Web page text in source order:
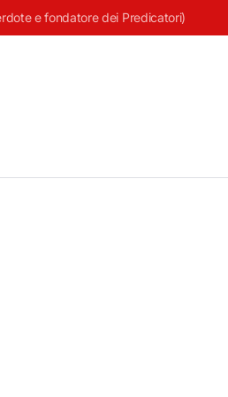
e fondatore dei Predicatori)